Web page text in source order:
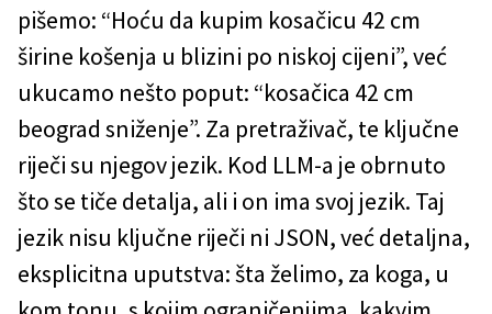
pišemo: “Hoću da kupim kosačicu 42 cm
širine košenja u blizini po niskoj cijeni”, već
ukucamo nešto poput: “kosačica 42 cm
beograd sniženje”. Za pretraživač, te ključne
riječi su njegov jezik. Kod LLM-a je obrnuto
što se tiče detalja, ali i on ima svoj jezik. Taj
jezik nisu ključne riječi ni JSON, već detaljna,
eksplicitna uputstva: šta želimo, za koga, u